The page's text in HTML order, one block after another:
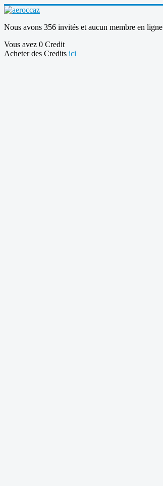
Nous avons 356 invités et aucun membre en ligne
Vous avez 0 Credit
Acheter des Credits ici